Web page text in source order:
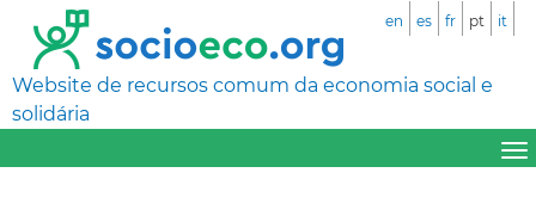
Website de recursos comum da economia social e
solidária
en es fr pt it